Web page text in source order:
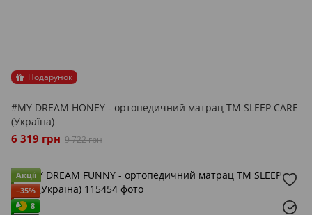
Подарунок
#MY DREAM HONEY - ортопедичний матрац ТМ SLEEP CARE
(Україна)
6 319 грн 9 722 грн
Акції
−35%
8